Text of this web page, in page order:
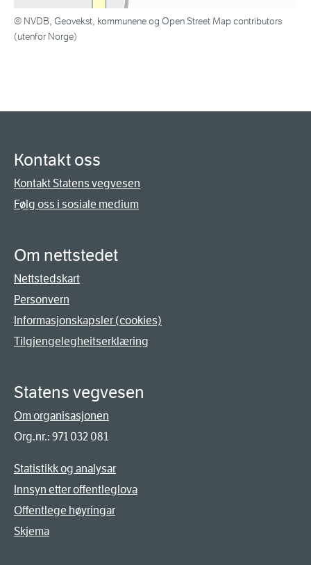
© NVDB, Geovekst, kommunene og Open Street Map contributors
(utenfor Norge)
Kontakt oss
Kontakt Statens vegvesen
Følg oss i sosiale medium
Om nettstedet
Nettstedskart
Personvern
Informasjonskapsler (cookies)
Tilgjengelegheitserklæring
Statens vegvesen
Om organisasjonen
Org.nr.: 971 032 081
Statistikk og analysar
Innsyn etter offentleglova
Offentlege høyringar
Skjema